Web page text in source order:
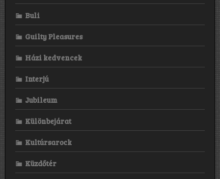
szürkeséggel,
megélhetési
úgy
lázadásról
Buli
Guilty Pleasures
Házi kedvencek
Interjú
Jubileum
Különbejárat
Kultúrsarock
Küzdőtér